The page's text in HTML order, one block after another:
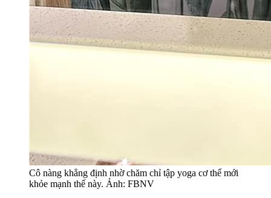
Cô nàng khẳng định nhờ chăm chỉ tập yoga cơ thể mới
khỏe mạnh thế này. Ảnh: FBNV